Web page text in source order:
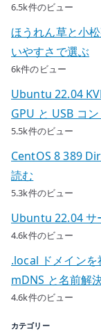
6.5k件のビュー
ほうれん草と小
いやすさで選ぶ
6k件のビュー
Ubuntu 22.04
GPU と USB コ
5.5k件のビュー
CentOS 8 389
読む
5.3k件のビュー
Ubuntu 22.04 サ
4.6k件のビュー
.local ドメインを
mDNS と名前解
4.6k件のビュー
カテゴリー